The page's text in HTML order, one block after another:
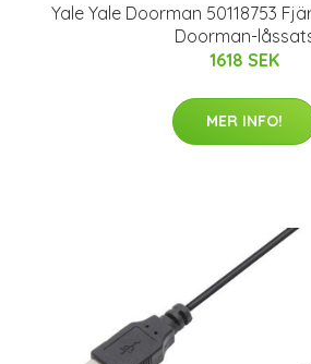
Yale Yale Doorman 50118753
Doorman-
1618 SEK
MER INFO!